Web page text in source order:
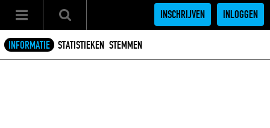
INSCHRIJVEN INLOGGEN
INFORMATIE STATISTIEKEN STEMMEN